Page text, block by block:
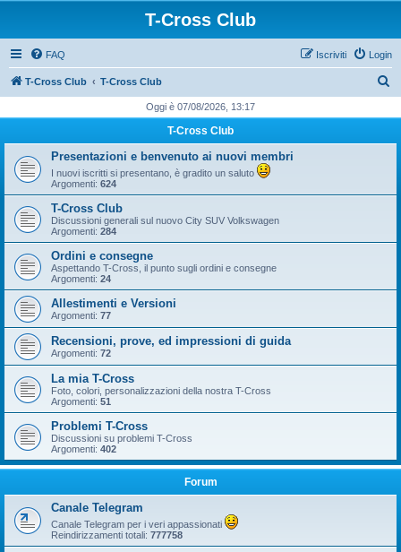
T-Cross Club
FAQ Login
Iscriviti
T-Cross Club T-Cross Club
c
Oggi è 07/08/2026, 13:17
T-Cross Club
Presentazioni e benvenuto ai nuovi membri
I nuovi iscritti si presentano, è gradito un saluto
Argomenti: 624
T-Cross Club
Discussioni generali sul nuovo City SUV Volkswagen
Argomenti: 284
Ordini e consegne
Aspettando T-Cross, il punto sugli ordini e consegne
Argomenti: 24
Allestimenti e Versioni
Argomenti: 77
Recensioni, prove, ed impressioni di guida
Argomenti: 72
La mia T-Cross
Foto, colori, personalizzazioni della nostra T-Cross
Argomenti: 51
Problemi T-Cross
Discussioni su problemi T-Cross
Argomenti: 402
Forum
Canale Telegram
Canale Telegram per i veri appassionati
Reindirizzamenti totali: 777758